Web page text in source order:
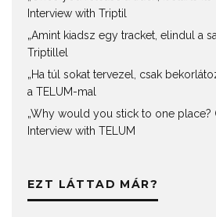
Interview with Triptil
„Amint kiadsz egy tracket, elindul a
Triptillel
„Ha túl sokat tervezel, csak
a TELUM-mal
„Why would you stick to one place?
Interview with TELUM
EZT LÁTTAD MÁR?